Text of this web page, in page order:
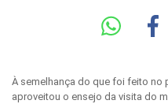
À semelhança do que foi feito no
aproveitou o ensejo da visita do